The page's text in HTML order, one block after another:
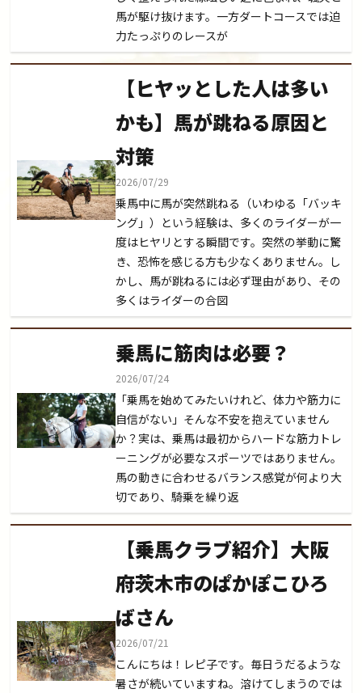
馬が駆け抜けます。一方ダートコースでは迫
力たっぷりのレースが
【ヒヤッとした人は多い
かも】馬が跳ねる原因と
対策
2026/07/29
乗馬中に馬が突然跳ねる（いわゆる「バッキ
ング」）という経験は、多くのライダーが一
度はヒヤリとする瞬間です。突然の挙動に驚
き、恐怖を感じる方も少なくありません。し
かし、馬が跳ねるには必ず理由があり、その
多くはライダーの合図
乗馬に筋肉は必要？
2026/07/24
「乗馬を始めてみたいけれど、体力や筋力に
自信がない」そんな不安を抱えていません
か？実は、乗馬は最初からハードな筋力トレ
ーニングが必要なスポーツではありません。
馬の動きに合わせるバランス感覚が何より大
切であり、騎乗を繰り返
【乗馬クラブ紹介】大阪
府茨木市のぱかぽこひろ
ばさん
2026/07/21
こんにちは！レピ子です。毎日うだるような
暑さが続いていますね。溶けてしまうのでは